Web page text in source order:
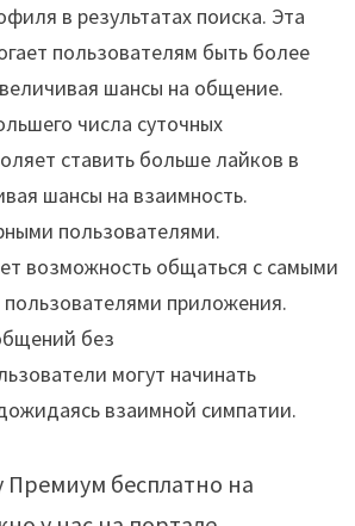
в результатах поиска. Эта
пользователям быть более
шансы на общение.
числа суточных
ставить больше лайков в
шансы на взаимность.
пользователями.
возможность общаться с самыми
приложения.
без
могут начинать
взаимной симпатии.
Премиум бесплатно на